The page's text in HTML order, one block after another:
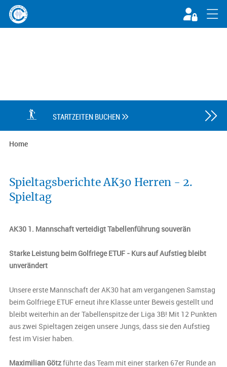
STARTZEITEN BUCHEN  
Home
Spieltagsberichte AK30 Herren - 2.
Spieltag
AK30 1. Mannschaft verteidigt Tabellenführung souverän
Starke Leistung beim Golfriege ETUF - Kurs auf Aufstieg bleibt
unverändert
Unsere erste Mannschaft der AK30 hat am vergangenen Samstag
beim Golfriege ETUF erneut ihre Klasse unter Beweis gestellt und
bleibt weiterhin an der Tabellenspitze der Liga 3B! Mit 12 Punkten
aus zwei Spieltagen zeigen unsere Jungs, dass sie den Aufstieg
fest im Visier haben.
Maximilian Götzführte das Team mit einer starken 67er Runde an